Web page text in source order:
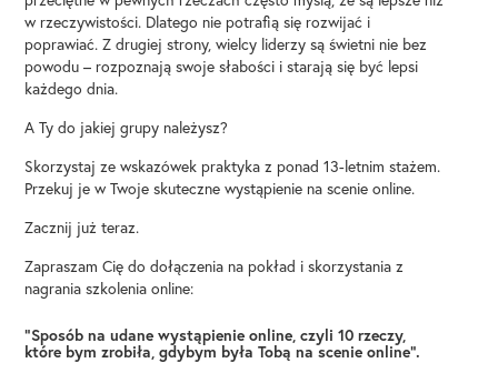
w rzeczywistości. Dlatego nie potrafią się rozwijać i
poprawiać. Z drugiej strony, wielcy liderzy są świetni nie bez
powodu – rozpoznają swoje słabości i starają się być lepsi
każdego dnia.
A Ty do jakiej grupy należysz?
Skorzystaj ze wskazówek praktyka z ponad 13-letnim stażem.
Przekuj je w Twoje skuteczne wystąpienie na scenie online.
Zacznij już teraz.
Zapraszam Cię do dołączenia na pokład i skorzystania z
nagrania szkolenia online:
“Sposób na udane wystąpienie online, czyli 10 rzeczy,
które bym zrobiła, gdybym była Tobą na scenie online”.